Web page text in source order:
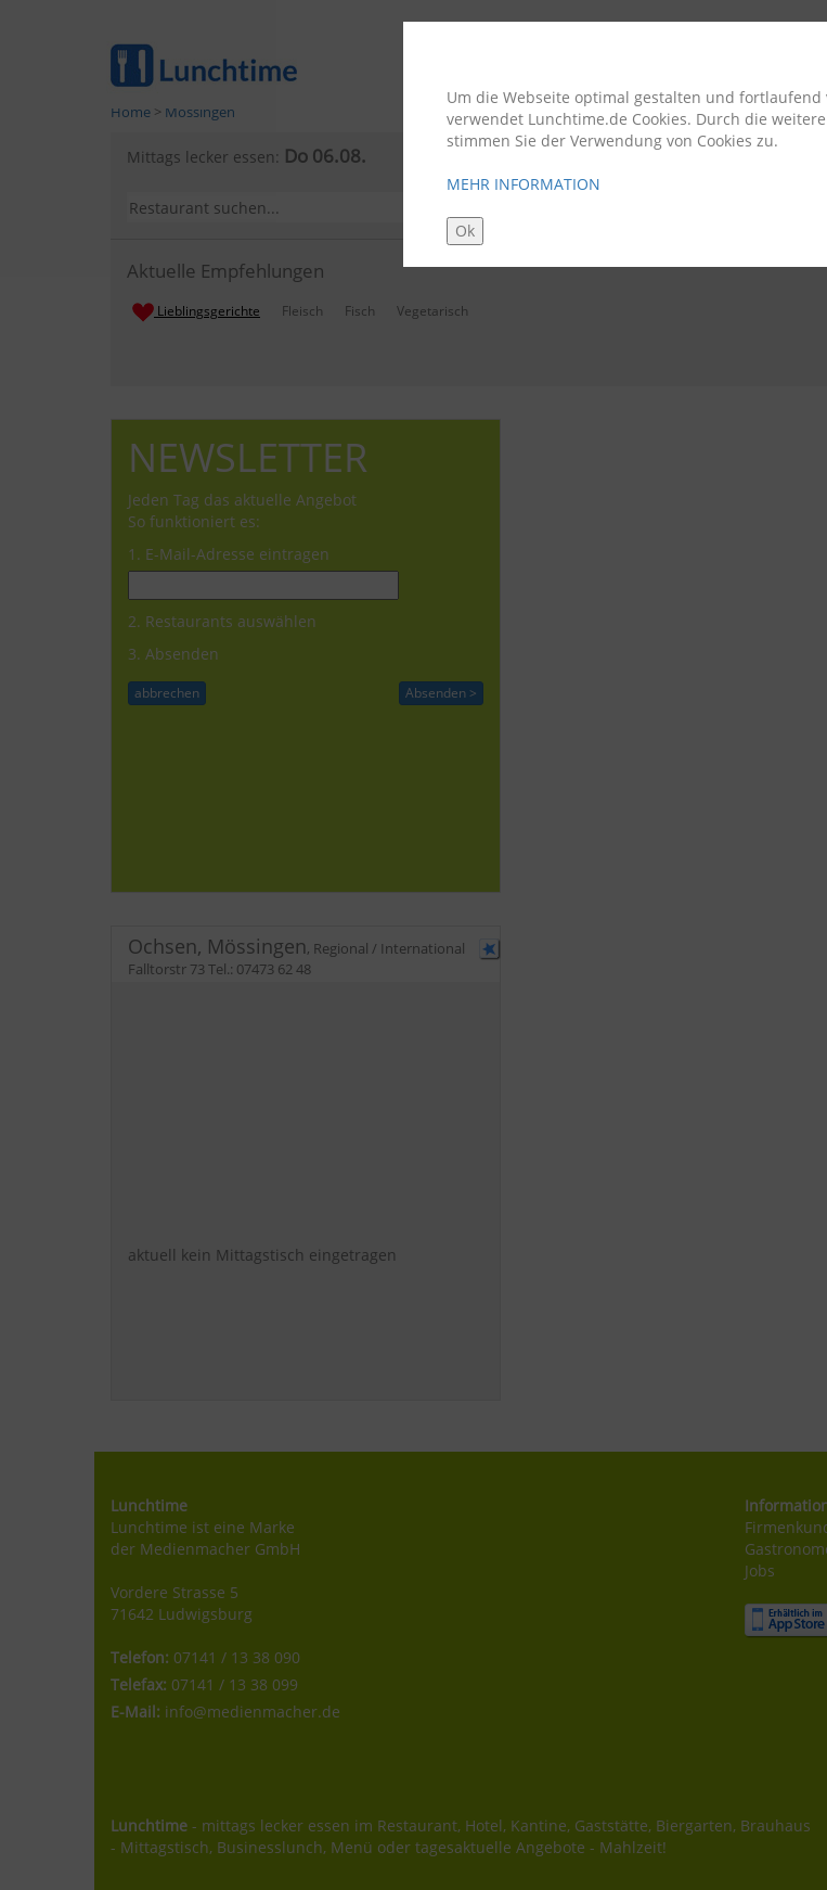
Um die Webseite optimal gestalten und fortlaufend
verwendet Lunchtime.de Cookies. Durch die
stimmen Sie der Verwendung von Cookies zu.
MEHR INFORMATION
Ok
Home > Mössingen
Mittags lecker essen: Do 06.08.
Aktuelle Empfehlungen
Lieblingsgerichte Fleisch Fisch Vegetarisch
NEWSLETTER
Jeden Tag das aktuelle Angebot
So funktioniert es:
1. E-Mail-Adresse eintragen
2. Restaurants auswählen
3. Absenden
Ochsen, Mössingen, Regional / International
Falltorstr 73Tel.: 07473 62 48
aktuell kein Mittagstisch eingetragen
Lunchtime
Lunchtime ist eine Marke
der Medienmacher GmbH
Vordere Strasse 5
71642 Ludwigsburg
Telefon: 07141 / 13 38 090
Telefax: 07141 / 13 38 099
E-Mail: info@medienmacher.de
Jobs
Lunchtime - mittags lecker essen im Restaurant, Hotel, Kantine, Gaststätte, Biergarten, Brauhaus
- Mittagstisch, Businesslunch, Menü oder tagesaktuelle Angebote - Mahlzeit!